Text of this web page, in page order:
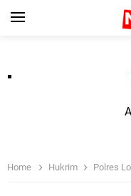
Home Hukrim Polres Loteng